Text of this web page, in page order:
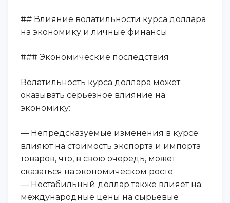
## Влияние волатильности курса доллара
на экономику и личные финансы
### Экономические последствия
Волатильность курса доллара может
оказывать серьёзное влияние на
экономику:
— Непредсказуемые изменения в курсе
влияют на стоимость экспорта и импорта
товаров, что, в свою очередь, может
сказаться на экономическом росте.
— Нестабильный доллар также влияет на
международные цены на сырьевые